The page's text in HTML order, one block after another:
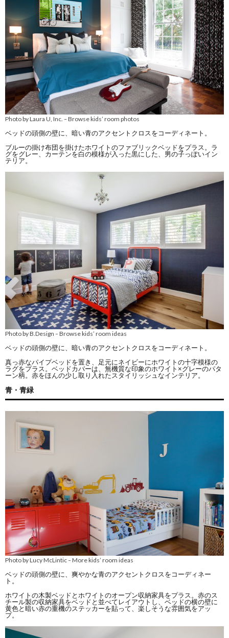
Photo by Laura U, Inc. –Browse kids’ room photos
ベッドの頭側の壁に、暗い青のアクセントクロスをコーディネート。
ブルーの掛け布団を掛けたホワイトのファブリックベッドをプラス。ラ
グをグレー、カーテンを白の模様が入った黒にした、男の子っぽいイン
テリア。
Photo by B.Design –Browse kids’ room ideas
ベッドの頭側の壁に、暗い青のアクセントクロスをコーディネート。
真っ赤なパイプベッドを置き、足元にネイビーにホワイトの十字模様の
ラグをプラス。ベッドカバーは、無機質な印象のホワイト×グレーのパタ
ーン柄。赤をほんの少し取り入れたスタイリッシュなインテリア。
青・青緑
Photo by Lucy McLintic–More kids’ room ideas
ベッドの頭側の壁に、爽やかな青のアクセントクロスをコーディネー
ト。
ホワイトの木製ベッドとホワイトのオープン収納家具をプラス。赤のス
チール製の収納家具をベッドと並べてレイアウトし、ベッドの横の壁に
黄色と暗い赤の重機のステッカーを貼って、楽しそうな雰囲気をアッ
プ。